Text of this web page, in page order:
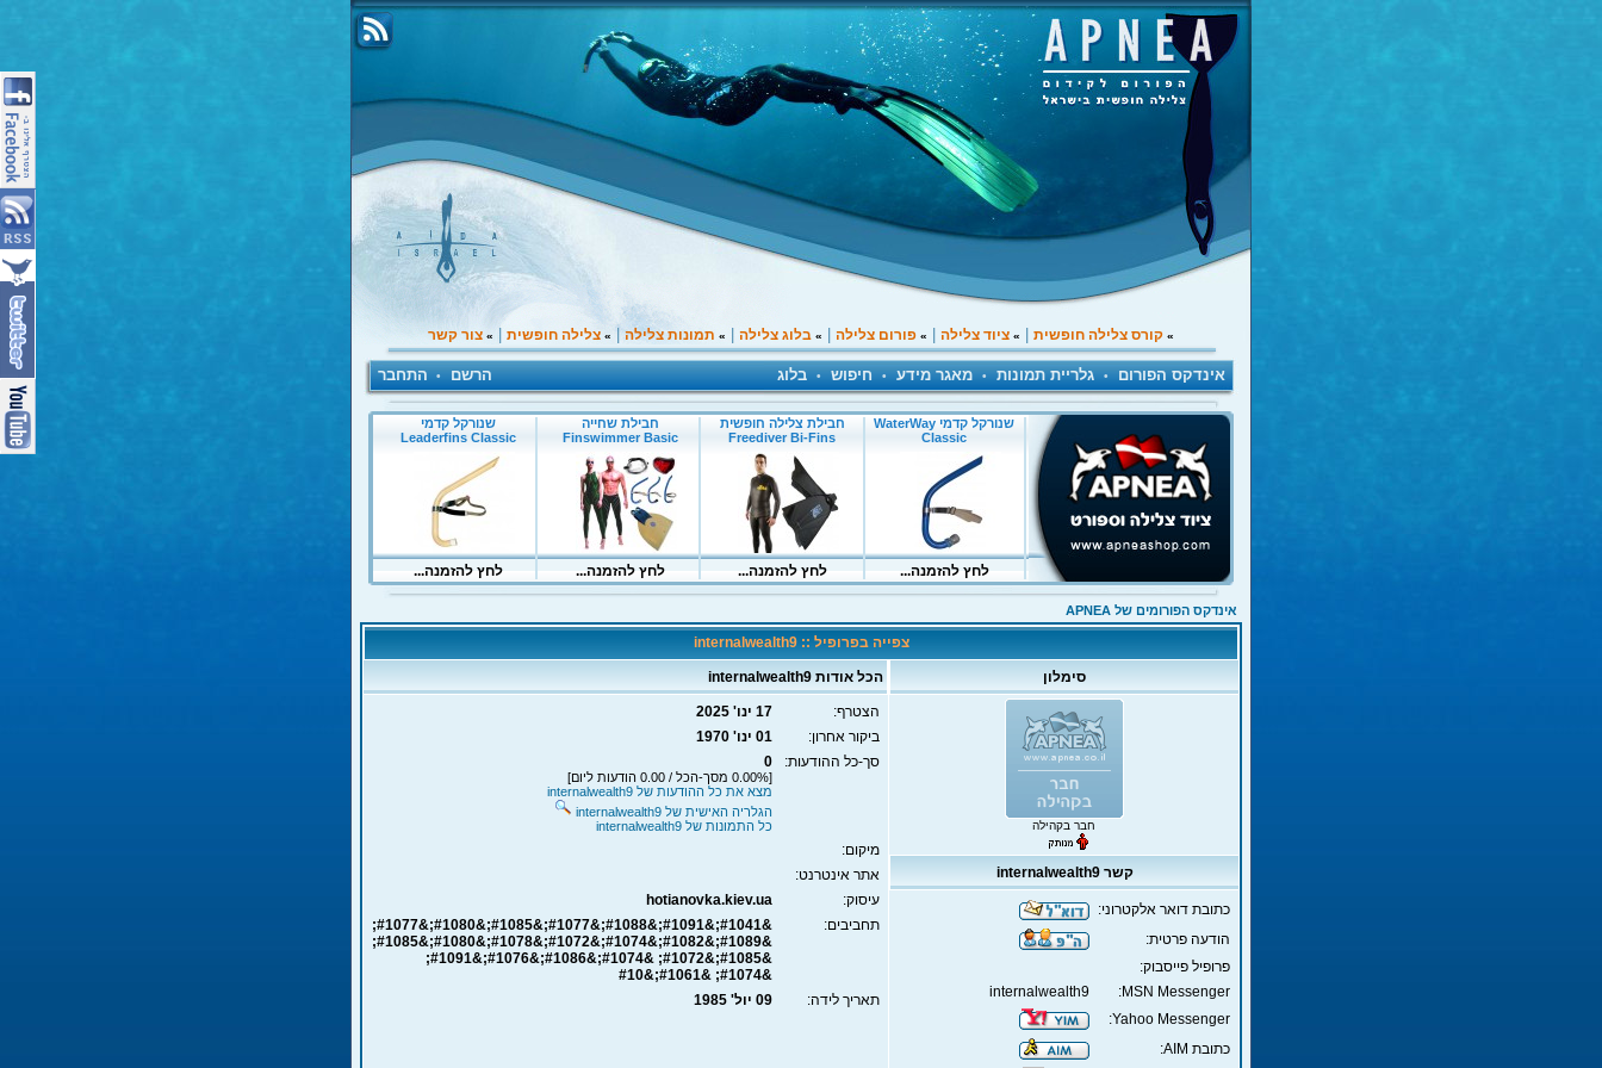
» קורס צלילה חופשית » ציוד צלילה » פורום צלילה » בלוג צלילה » תמונות צלילה » צלילה חופשית » צור קשר
אינדקס הפורום • גלריית תמונות • מאגר מידע • חיפוש • בלוג הרשם • התחבר
אינדקס הפורומים של APNEA
צפייה בפרופיל :: internalwealth9
סימלון הכל אודות internalwealth9
חבר בקהילה
הצטרף:
17 ינו' 2025
ביקור אחרון:
01 ינו' 1970
סך-כל ההודעות:
0
[0.00% מסך-הכל / 0.00 הודעות ליום]
מצא את כל ההודעות של internalwealth9
הגלריה האישית של internalwealth9
כל התמונות של internalwealth9
מיקום:
אתר אינטרנט:
עיסוק:
hotianovka.kiev.ua
תחביבים:
&#1041;&#1091;&#1088;&#1077;&#1085;&#1080;&#1077;
&#1089;&#1082;&#1074;&#1072;&#1078;&#1080;&#1085;
&#1085;&#1072; &#1074;&#1086;&#1076;&#1091;
&#1074; &#1061;&#10
תאריך לידה:
09 יול' 1985
קשר internalwealth9
כתובת דואר אלקטרוני:
הודעה פרטית:
פרופיל פייסבוק:
MSN Messenger:
internalwealth9
Yahoo Messenger:
כתובת AIM: